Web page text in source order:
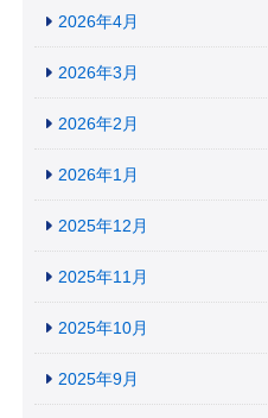
2026年4月
2026年3月
2026年2月
2026年1月
2025年12月
2025年11月
2025年10月
2025年9月